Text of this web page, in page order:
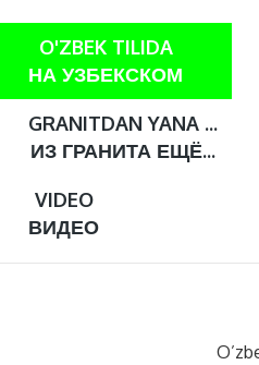
O'ZBEK TILIDA
НА УЗБЕКСКОМ
GRANITDAN YANA ...
ИЗ ГРАНИТА ЕЩЁ...
VIDEO
ВИДЕО